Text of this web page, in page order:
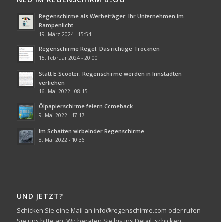
Regenschirme als Werbeträger: Ihr Unternehmen im
Rampenlicht
19. März 2024 - 15:54
Regenschirme Regel: Das richtige Trocknen
15. Februar 2024 - 20:00
Statt E-Scooter: Regenschirme werden in Innstädten
verliehen
16. Mai 2022 - 08:15
Ölpapierschirme feiern Comeback
9. Mai 2022 - 17:17
Im Schatten wirbelnder Regenschirme
8. Mai 2022 - 10:36
UND JETZT?
Schicken Sie eine Mail an info@regenschirme.com oder rufen